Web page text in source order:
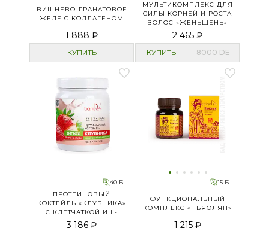
ВИШНЕВО-ГРАНАТОВОЕ
ЖЕЛЕ С КОЛЛАГЕНОМ
1 888 ₽
КУПИТЬ
МУЛЬТИКОМПЛЕКС ДЛЯ
СИЛЫ КОРНЕЙ И РОСТА
ВОЛОС «ЖЕНЬШЕНЬ»
2 465 ₽
КУПИТЬ 8000 DE
40 Б.
ПРОТЕИНОВЫЙ
КОКТЕЙЛЬ «КЛУБНИКА»
С КЛЕТЧАТКОЙ И L-
КАРНИТИНОМ
3 186 ₽
15 Б.
ФУНКЦИОНАЛЬНЫЙ
КОМПЛЕКС «ПЬЯОЛЯН»
1 215 ₽